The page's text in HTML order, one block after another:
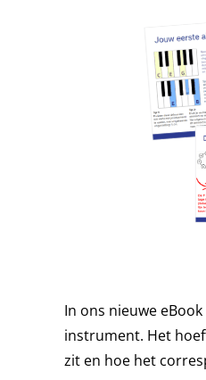
In ons nieuwe
instrument. Het
zit en hoe het